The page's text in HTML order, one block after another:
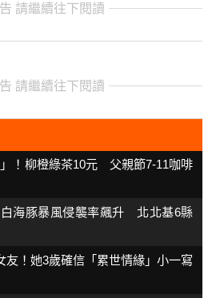
請繼續往下閱讀
請繼續往下閱讀
！柳橙綠茶10元 父親節7-11咖啡
海豚暴風侵襲率飆升 北北基6縣
友！她3歲確信「累世情緣」小一寫